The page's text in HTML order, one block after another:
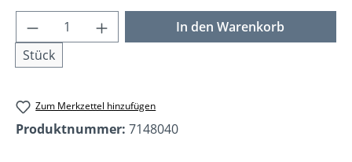
Produkt Anzahl: Gib den gewünschten
Stück
In den Warenkorb
Zum Merkzettel hinzufügen
Produktnummer: 7148040